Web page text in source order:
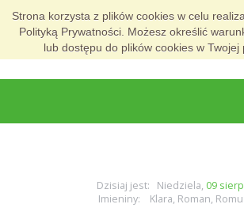
Strona korzysta z plików cookies w celu
Polityką Prywatności. Możesz określić
lub dostępu do plików cookies w Twojej
Dzisiaj jest: Niedziela, 09
Imieniny: Klara, Roman,